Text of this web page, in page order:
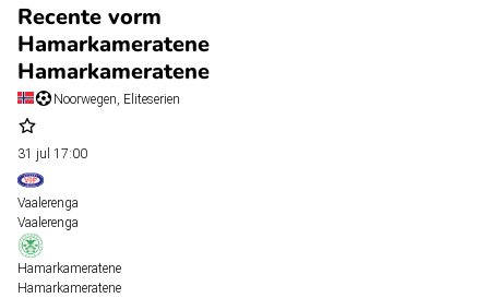
Recente vorm
Hamarkameratene
Hamarkameratene
Noorwegen, Eliteserien
31 jul 17:00
Vaalerenga
Vaalerenga
Hamarkameratene
Hamarkameratene